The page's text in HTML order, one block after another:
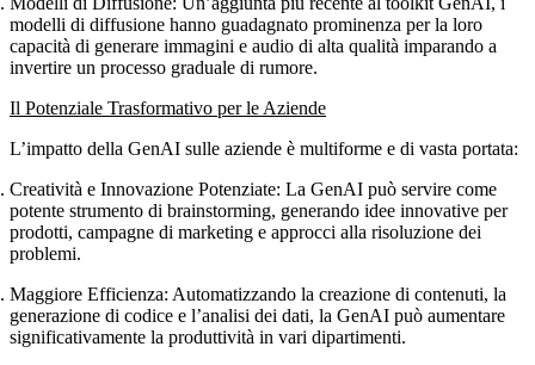
modelli di diffusione hanno guadagnato prominenza per la loro
capacità di generare immagini e audio di alta qualità imparando a
invertire un processo graduale di rumore.
Il Potenziale Trasformativo per le Aziende
L’impatto della GenAI sulle aziende è multiforme e di vasta portata:
Creatività e Innovazione Potenziate: La GenAI può servire come
potente strumento di brainstorming, generando idee innovative per
prodotti, campagne di marketing e approcci alla risoluzione dei
problemi.
Maggiore Efficienza: Automatizzando la creazione di contenuti, la
generazione di codice e l’analisi dei dati, la GenAI può aumentare
significativamente la produttività in vari dipartimenti.